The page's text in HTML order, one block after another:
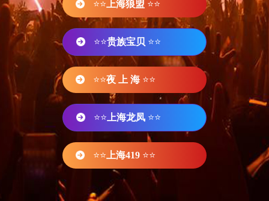
⭐⭐ 上海狼盟 ⭐⭐
⭐⭐贵族宝贝 ⭐⭐
⭐⭐夜 上 海 ⭐⭐
⭐⭐ 上海龙凤 ⭐⭐
⭐⭐ 上海419 ⭐⭐